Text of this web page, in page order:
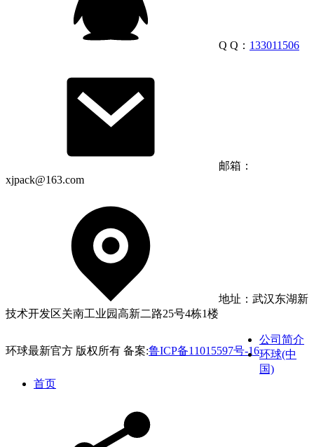
Q Q： 133011506
邮箱：
xjpack@163.com
地址：武汉东湖新
技术开发区关南工业园高新二路25号4栋1楼
环球最新官方 版权所有 备案:鲁ICP备11015597号-16
公司简介
环球(中
国)
首页